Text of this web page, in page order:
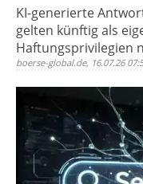
KI-generierte
gelten künftig als
Haftungsprivilegien
boerse-global.de, 16.07.26